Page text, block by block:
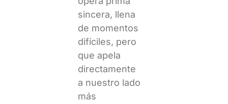
sincera, llena
de momentos
difíciles, pero
que apela
directamente
a nuestro lado
más